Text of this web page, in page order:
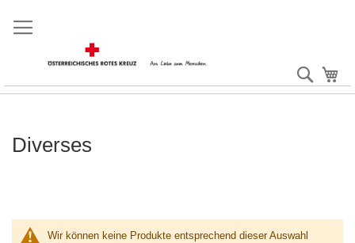
zum
Suche
Diverses
Wir können keine Produkte entsprechend dieser Auswahl